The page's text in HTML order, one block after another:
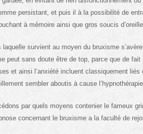
persistant, et puis il à la possibilité de
à mémoire ainsi que gros soucis
survient au moyen du bruxisme
peut sans doute être de top, parce que de
et ainsi l’anxiété incluent classiquement
sembler aboutis à cause
par quels moyens contenier le fameux
concernant le bruxisme a la faculté de